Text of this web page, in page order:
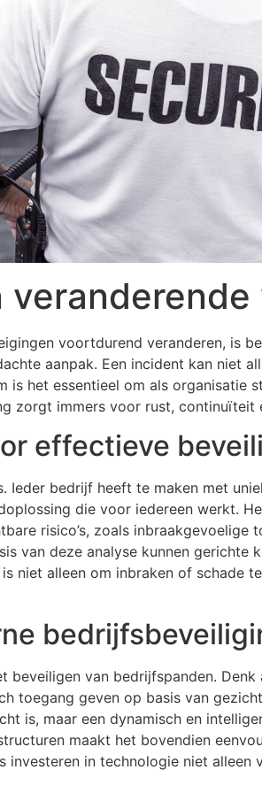
voortdurend veranderen, is
aanpak. Een incident kan niet
het essentieel om als organisatie
zorgt immers voor rust, continuïteit
effectieve
Ieder bedrijf heeft te maken met
die voor iedereen werkt.
risico’s, zoals inbraakgevoelige
van deze analyse kunnen gerichte
niet alleen om inbraken of schade
van bedrijfspanden. Denk
toegang geven op basis van
is, maar een dynamisch en
maakt het bovendien
in technologie niet